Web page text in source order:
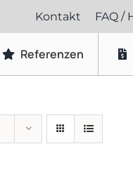
Kontakt FAQ /
Referenzen